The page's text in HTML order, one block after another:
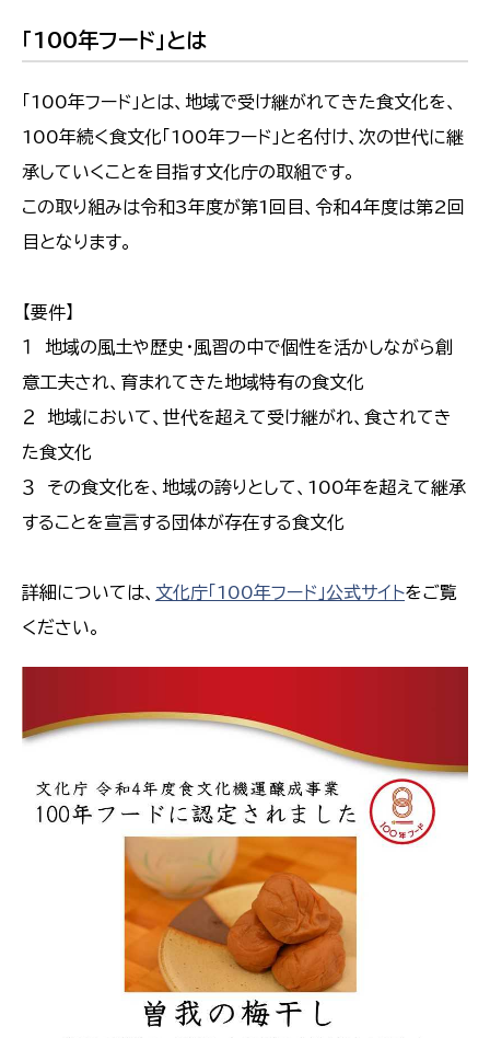
「100年フード」とは
「100年フード」とは、地域で受け継がれてきた食文化を、
100年続く食文化「100年フード」と名付け、次の世代に継
承していくことを目指す文化庁の取組です。
この取り組みは令和3年度が第1回目、令和4年度は第2回
目となります。
【要件】
１ 地域の風土や歴史・風習の中で個性を活かしながら創
意工夫され、育まれてきた地域特有の食文化
２ 地域において、世代を超えて受け継がれ、食されてき
た食文化
３ その食文化を、地域の誇りとして、100年を超えて継承
することを宣言する団体が存在する食文化
詳細については、 文化庁「100年フード」公式サイトをご覧
ください。